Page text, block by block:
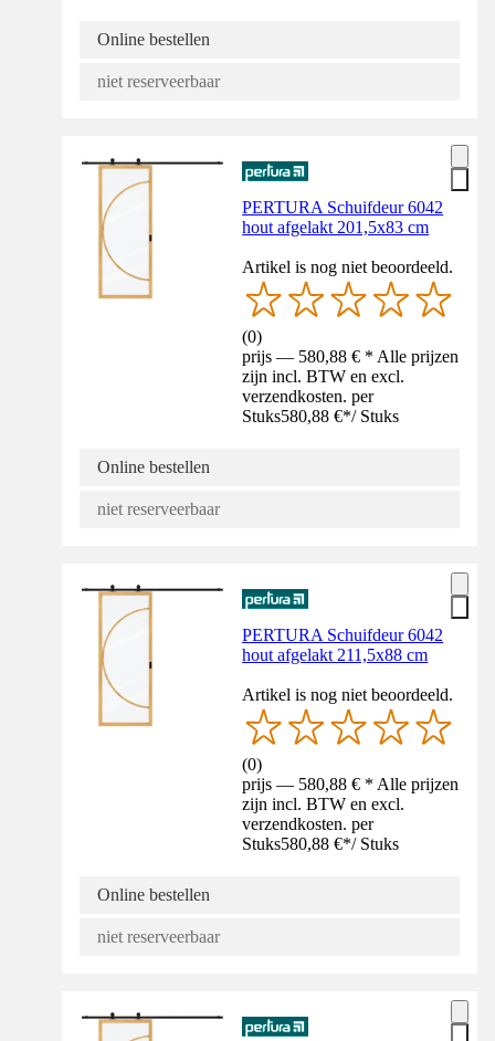
Online bestellen
niet reserveerbaar
PERTURA Schuifdeur 6042
hout afgelakt 201,5x83 cm
Artikel is nog niet beoordeeld.
(0)
prijs — 580,88 € * Alle prijzen
zijn incl. BTW en excl.
verzendkosten. per
Stuks580,88 €*/ Stuks
Online bestellen
niet reserveerbaar
PERTURA Schuifdeur 6042
hout afgelakt 211,5x88 cm
Artikel is nog niet beoordeeld.
(0)
prijs — 580,88 € * Alle prijzen
zijn incl. BTW en excl.
verzendkosten. per
Stuks580,88 €*/ Stuks
Online bestellen
niet reserveerbaar